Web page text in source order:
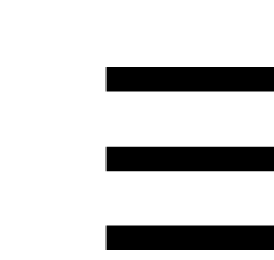
Канализационная труба и фитинги